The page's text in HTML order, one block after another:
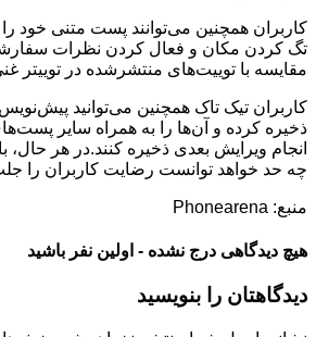
کاربران همچنین می‌توانند پست متنی خود
تگ کردن مکان و فعال کردن نظرات
مقایسه با توییت‌های منتشرشده در توییتر
کاربران تیک تاک همچنین می‌توانید
ذخیره کرده و آن‌ها را به همراه سایر
انجام ویرایش بعدی ذخیره کنند.در هر حال،
چه حد خواهد توانست رضایت کاربران را
منبع: Phonearena
هیچ دیدگاهی درج نشده - اولین نفر باشید
دیدگاهتان را بنویسید